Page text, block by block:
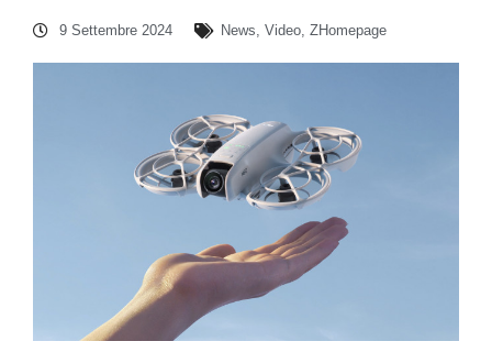
9 Settembre 2024 News, Video, ZHomepage